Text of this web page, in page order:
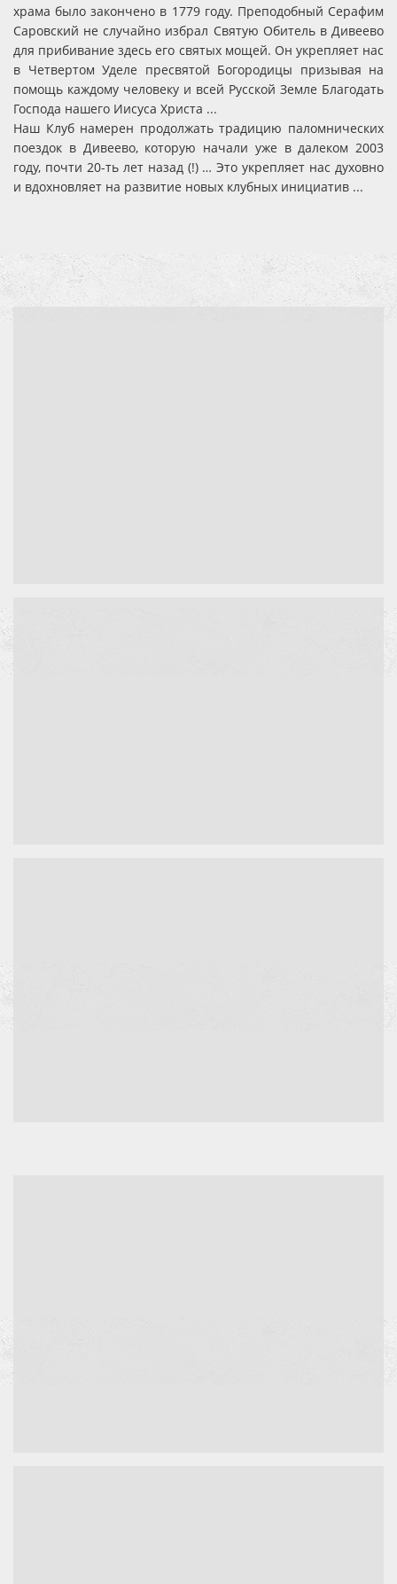
храма было закончено в 1779 году. Преподобный Серафим
Саровский не случайно избрал Святую Обитель в Дивеево
для прибивание здесь его святых мощей. Он укрепляет нас
в Четвертом Уделе пресвятой Богородицы призывая на
помощь каждому человеку и всей Русской Земле Благодать
Господа нашего Иисуса Христа ...
Наш Клуб намерен продолжать традицию паломнических
поездок в Дивеево, которую начали уже в далеком 2003
году, почти 20-ть лет назад (!) … Это укрепляет нас духовно
и вдохновляет на развитие новых клубных инициатив ...